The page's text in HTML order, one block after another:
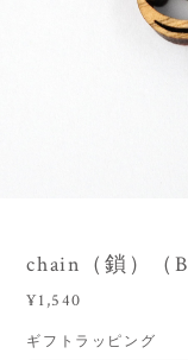
chain（鎖）（
¥1,540
ギフトラッピング